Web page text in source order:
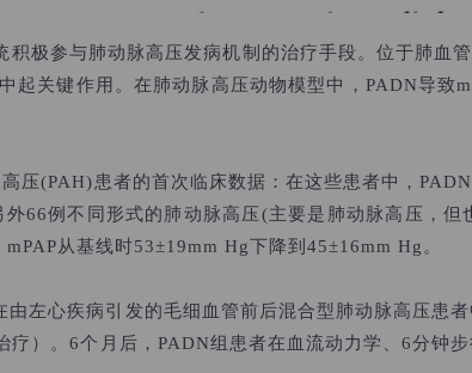
极参与肺动脉高压发病机制的治疗手段。位于肺血
关键作用。在肺动脉高压动物模型中，PADN导致
压(PAH)患者的首次临床数据：在这些患者中，
66例不同形式的肺动脉高压(主要是肺动脉高压，但
从基线时53±19mm Hg下降到45±16mm Hg。
左心疾病引发的毛细血管前后混合型肺动脉高压患
）。6个月后，PADN组患者在血流动力学
、6分钟